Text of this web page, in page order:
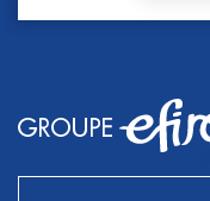
Industries